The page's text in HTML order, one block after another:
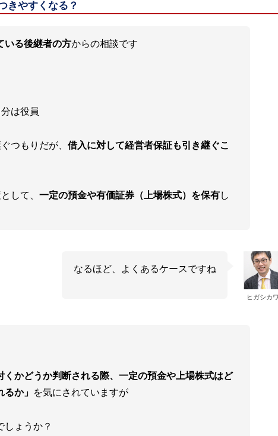
きやすくなる？
いる後継者の方からの相談です
は役員
つもりだが、借入に対して経営者保証も引き継ぐこ
して、一定の預金や有価証券（上場株式）を保有し
ヒガシカ
なるほど、よくあるケースですね
くかどうか判断される際、一定の預金や上場株式はど
か」
を気にされていますが
しょうか？